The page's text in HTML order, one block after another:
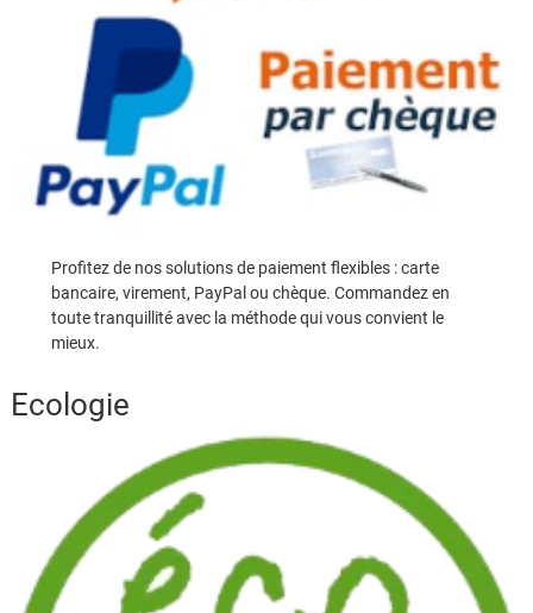
Profitez de nos solutions de paiement flexibles : carte
bancaire, virement, PayPal ou chèque. Commandez en
toute tranquillité avec la méthode qui vous convient le
mieux.
Ecologie